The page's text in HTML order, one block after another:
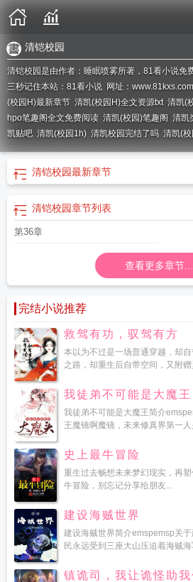
清铠校园
清铠校园是由作者：睡眠喷雾所著，81看小说免
三秒记住本站：81看小说 网址：www.81kxs.com
(校园H)最新章节 清凯(校园H)全文资源txt 清凯(
hpo笔趣阁全文免费阅读 清凯(校园)笔趣阁 清凯
凯贴吧 清凯(校园1h) 清凯校园完结了吗 清凯(
园H)在线阅读清凯校园免费阅读清凯校园H文
清凯(校园)笔趣阁最新章节列表
园 清凯(校园)在线阅读
局清凯校园h1v1趣笔阁清凯(校园)
清铠校园最新章节
清铠校园章节列表
第36章
查看更多章节...
完结小说推荐
救驾有功，驭驾有方
本以为不过是一场普通穿越，却
之路，却重生后自带空间，又附
我徒弟不可能是大魔王
我徒弟不可能是大魔王简介
王魔镜啊魔镜，未来修真界第一
史上最牛冒险
重生过去畅想未来梦幻现实，再
牛冒险，别忘记分享给朋友...
建设海贼世界
建设海贼世界简介emspemsp关
民永远受到三座大山压迫着海贼海
镇诡司，我让诡怪助我